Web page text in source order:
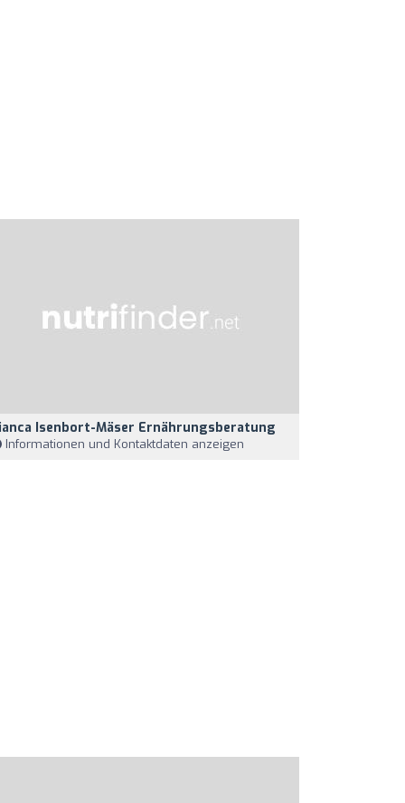
Isenbort-Mäser Ernährungsberatung
Informationen und Kontaktdaten anzeigen